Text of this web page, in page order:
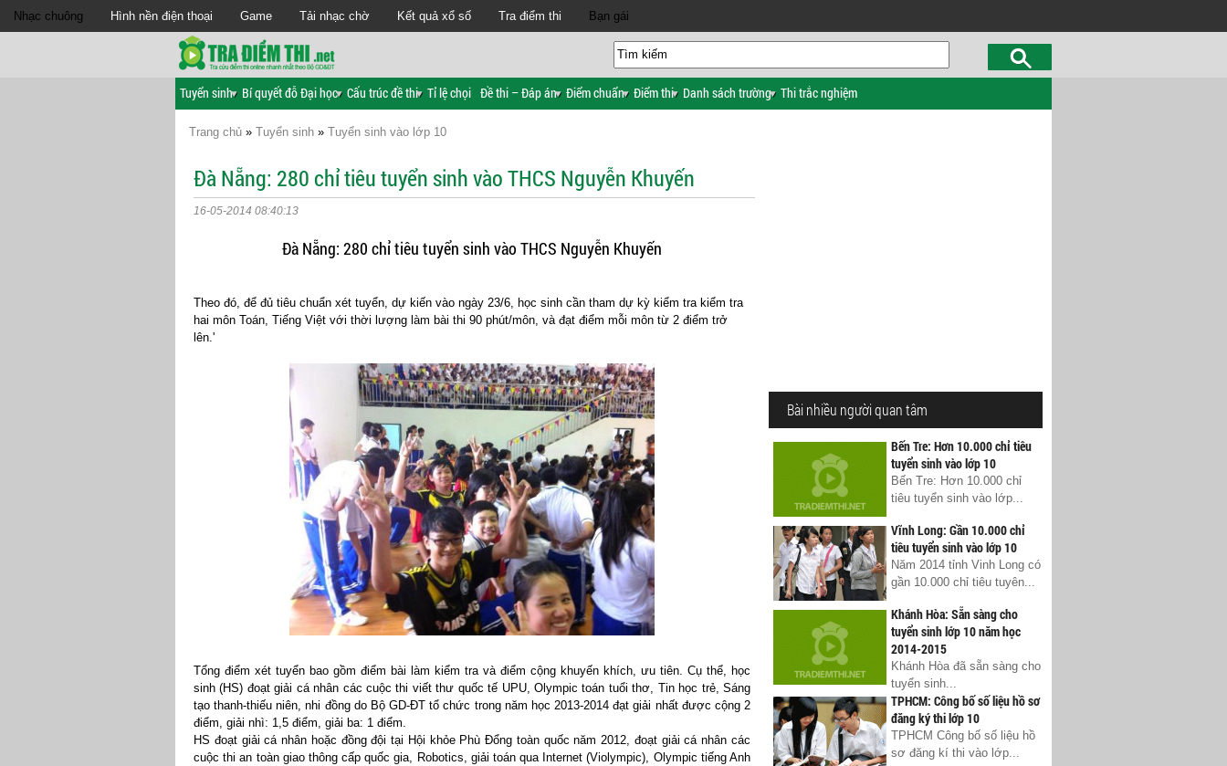
Nhạc chuông Hình nền điện thoại Game Tải nhạc chờ Kết quả xổ số Tra điểm thi Bạn gái
Tuyển sinh Bí quyết đỗ Đại học Cấu trúc đề thi Tỉ lệ chọi Đề thi – Đáp án Điểm chuẩn Điểm thi Danh sách trường Thi trắc nghiệm
Trang chủ » Tuyển sinh » Tuyển sinh vào lớp 10
Đà Nẵng: 280 chỉ tiêu tuyển sinh vào THCS Nguyễn Khuyến
16-05-2014 08:40:13
Đà Nẵng: 280 chỉ tiêu tuyển sinh vào THCS Nguyễn Khuyến
Theo đó, để đủ tiêu chuẩn xét tuyển, dự kiến vào ngày 23/6, học sinh cần tham dự kỳ kiểm tra kiểm tra
hai môn Toán, Tiếng Việt với thời lượng làm bài thi 90 phút/môn, và đạt điểm mỗi môn từ 2 điểm trở
lên.'
Tổng điểm xét tuyển bao gồm điểm bài làm kiểm tra và điểm cộng khuyến khích, ưu tiên. Cụ thể, học
sinh (HS) đoạt giải cá nhân các cuộc thi viết thư quốc tế UPU, Olympic toán tuổi thơ, Tin học trẻ, Sáng
tạo thanh-thiếu niên, nhi đồng do Bộ GD-ĐT tổ chức trong năm học 2013-2014 đạt giải nhất được cộng 2
điểm, giải nhì: 1,5 điểm, giải ba: 1 điểm.
HS đoạt giải cá nhân hoặc đồng đội tại Hội khỏe Phù Đổng toàn quốc năm 2012, đoạt giải cá nhân các
cuộc thi an toàn giao thông cấp quốc gia, Robotics, giải toán qua Internet (Violympic), Olympic tiếng Anh
Bài nhiều người quan tâm
Bến Tre: Hơn 10.000 chỉ tiêu
tuyển sinh vào lớp 10
Bến Tre: Hơn 10.000 chỉ
tiêu tuyển sinh vào lớp...
Vĩnh Long: Gần 10.000 chỉ
tiêu tuyển sinh vào lớp 10
Năm 2014 tỉnh Vinh Long có
gần 10.000 chỉ tiêu tuyên...
Khánh Hòa: Sẵn sàng cho
tuyển sinh lớp 10 năm học
2014-2015
Khánh Hòa đã sẵn sàng cho
tuyển sinh...
TPHCM: Công bố số liệu hồ sơ
đăng ký thi lớp 10
TPHCM Công bố số liệu hồ
sơ đăng kí thi vào lớp...